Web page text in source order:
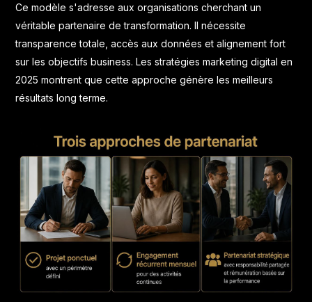
Ce modèle s'adresse aux organisations cherchant un
véritable partenaire de transformation. Il nécessite
transparence totale, accès aux données et alignement fort
sur les objectifs business. Lesstratégies marketing digital en
2025 montrent que cette approche génère les meilleurs
résultats long terme.